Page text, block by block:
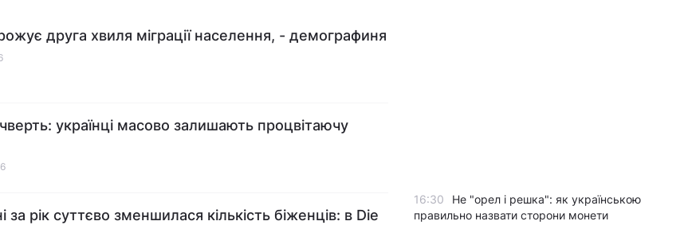
друга хвиля міграції населення, - демографиня
українці масово залишають процвітаючу
за рік суттєво зменшилася кількість біженців: в Die
16:30
Не "орел і решка": як українською
правильно назвати сторони монети